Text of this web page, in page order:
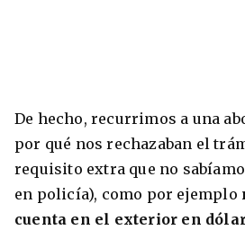
De hecho, recurrimos a una
por qué nos rechazaban el
requisito extra que no
en policía), como por ejemplo
cuenta en el exterior en